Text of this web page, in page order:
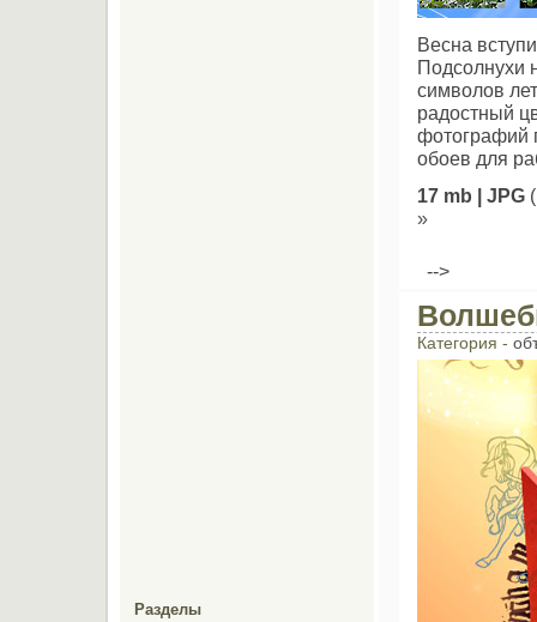
Весна
Подсолнухи
символов
радостный
фотографий
обоев для
17 mb | JPG
»
-->
Категория -
Разделы